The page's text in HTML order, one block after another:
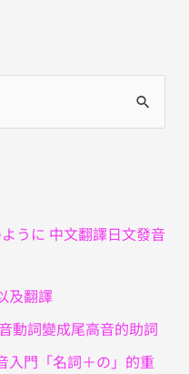
うに 中文翻譯日文發音
及翻譯
動詞變成尾高音的助詞
入門「名詞＋の」的重